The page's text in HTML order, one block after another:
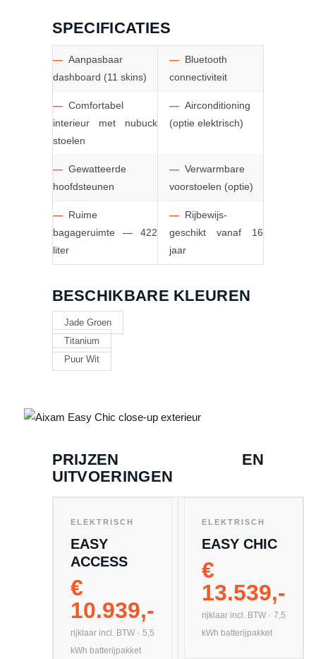
SPECIFICATIES
— Aanpasbaar
dashboard (11 skins)
— Bluetooth
connectiviteit
— Comfortabel
interieur met nubuck
stoelen
— Airconditioning
(optie elektrisch)
— Gewatteerde
hoofdsteunen
— Verwarmbare
voorstoelen (optie)
— Ruime
bagageruimte — 422
liter
— Rijbewijs-
geschikt vanaf 16
jaar
BESCHIKBARE KLEUREN
Jade Groen
Titanium
Puur Wit
PRIJZEN EN
UITVOERINGEN
ELEKTRISCH
EASY
ACCESS
€
10.939,-
rijklaar incl. BTW · 5,5
kWh batterijpakket
ELEKTRISCH
EASY CHIC
€
13.539,-
rijklaar incl. BTW · 7,5
kWh batterijpakket